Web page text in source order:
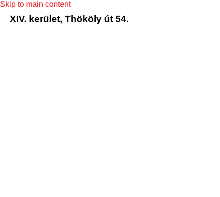
Skip to main content
XIV. kerület, Thököly út 54.